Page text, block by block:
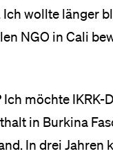
wollte länger
NGO in Cali
Ich möchte IKRK-
in Burkina
In drei Jahren